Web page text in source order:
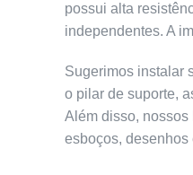
possui alta
independentes. A
Sugerimos instalar
o pilar de suporte,
Além disso,
esboços, desenhos